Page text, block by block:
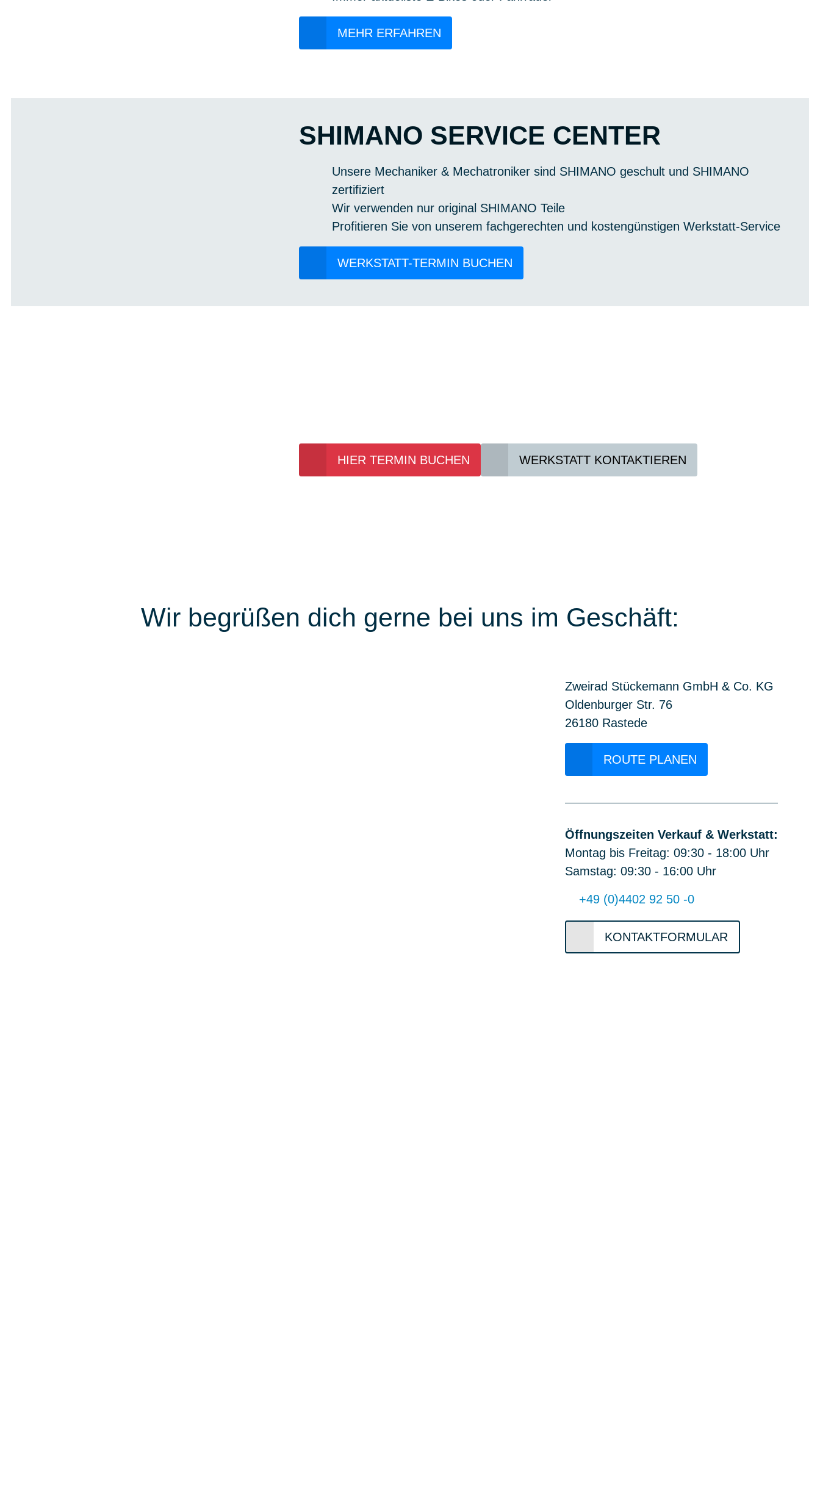
MEHR ERFAHREN
SHIMANO SERVICE CENTER
Unsere Mechaniker & Mechatroniker sind SHIMANO geschult und SHIMANO
zertifiziert
Wir verwenden nur original SHIMANO Teile
Profitieren Sie von unserem fachgerechten und kostengünstigen Werkstatt-Service
WERKSTATT-TERMIN BUCHEN
HIER TERMIN BUCHEN WERKSTATT KONTAKTIEREN
Wir begrüßen dich gerne bei uns im Geschäft:
Zweirad Stückemann GmbH & Co. KG
Oldenburger Str. 76
26180 Rastede
ROUTE PLANEN
Öffnungszeiten Verkauf & Werkstatt:
Montag bis Freitag: 09:30 - 18:00 Uhr
Samstag: 09:30 - 16:00 Uhr
+49 (0)4402 92 50 -0
KONTAKTFORMULAR